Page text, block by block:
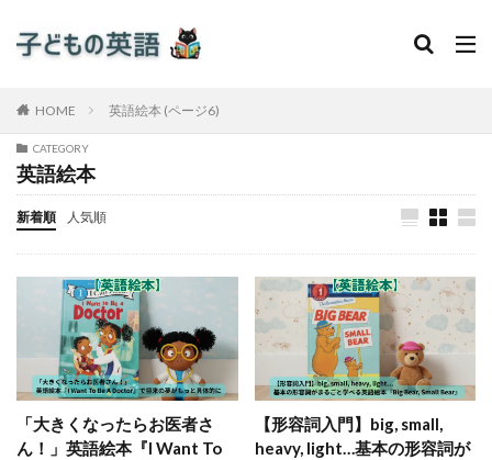
HOME 英語絵本 (ページ6)
CATEGORY
英語絵本
新着順 人気順
「大きくなったらお医者さ
ん！」英語絵本『I Want To
【形容詞入門】big, small,
heavy, light…基本の形容詞が